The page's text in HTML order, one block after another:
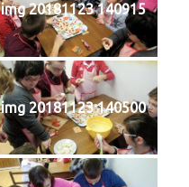
img 20181123 140915
img 20181123 140500